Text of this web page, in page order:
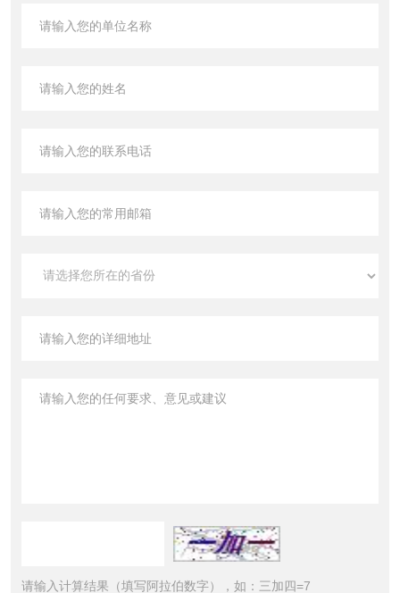
请输入计算结果（填写阿拉伯数字），如：三加四=7